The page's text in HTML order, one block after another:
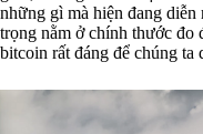
những gì mà hiện đang diễn
trọng nằm ở chính thước đo
bitcoin rất đáng để chúng ta